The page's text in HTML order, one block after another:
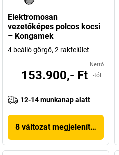
Elektromosan
vezetőképes polcos kocsi
– Kongamek
4 beálló görgő, 2 rakfelület
Nettó
153.900,- Ft -tól
12-14 munkanap alatt
8 változat megjelenítése